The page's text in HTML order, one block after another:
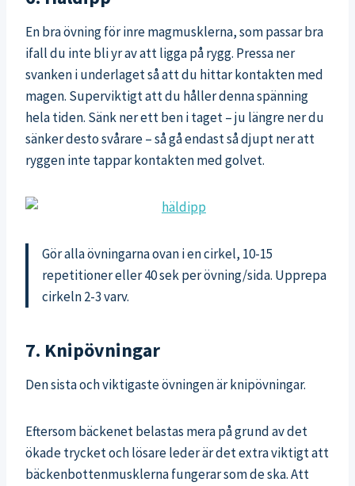
En bra övning för inre magmusklerna, som passar bra
ifall du inte bli yr av att ligga på rygg. Pressa ner
svanken i underlaget så att du hittar kontakten med
magen. Superviktigt att du håller denna spänning
hela tiden. Sänk ner ett ben i taget – ju längre ner du
sänker desto svårare – så gå endast så djupt ner att
ryggen inte tappar kontakten med golvet.
Gör alla övningarna ovan i en cirkel, 10-15
repetitioner eller 40 sek per övning/sida. Upprepa
cirkeln 2-3 varv.
7. Knipövningar
Den sista och viktigaste övningen är knipövningar.
Eftersom bäckenet belastas mera på grund av det
ökade trycket och lösare leder är det extra viktigt att
bäckenbottenmusklerna fungerar som de ska. Att